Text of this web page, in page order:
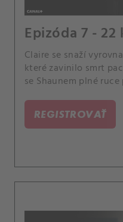
Epizóda 7 - 22
Claire se snaží
které zavinilo smrt
se Shaunem plné
REGISTROVAŤ